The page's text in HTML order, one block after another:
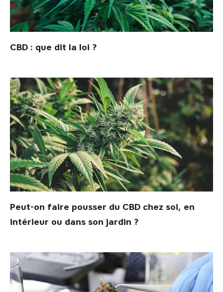
CBD : que dit la loi ?
Peut-on faire pousser du CBD chez soi, en
intérieur ou dans son jardin ?